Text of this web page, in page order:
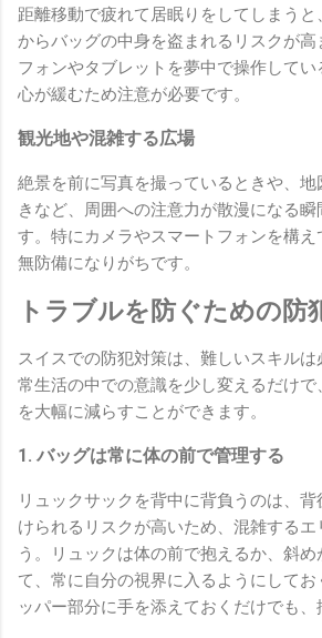
距離移動で疲れて居眠りをしてしまうと
からバッグの中身を盗まれるリスクが高
フォンやタブレットを夢中で操作して
心が緩むため注意が必要です。
観光地や混雑する広場
絶景を前に写真を撮っているときや、地
きなど、周囲への注意力が散漫になる
す。特にカメラやスマートフォンを構
無防備になりがちです。
トラブルを防ぐための防
スイスでの防犯対策は、難しいスキル
常生活の中での意識を少し変えるだけ
を大幅に減らすことができます。
1. バッグは常に体の前で管理する
リュックサックを背中に背負うのは、
けられるリスクが高いため、混雑するエ
う。リュックは体の前で抱えるか、斜
て、常に自分の視界に入るようにして
ッパー部分に手を添えておくだけでも、